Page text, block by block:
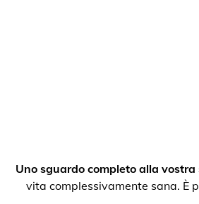
Uno sguardo completo alla vostra
vita complessivamente sana. È